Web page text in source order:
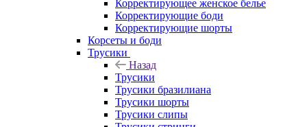
Корректирующее женское белье
Корректирующие боди
Корректирующие шорты
Корсеты и боди
Трусики
Назад
Трусики
Трусики бразилиана
Трусики шорты
Трусики слипы